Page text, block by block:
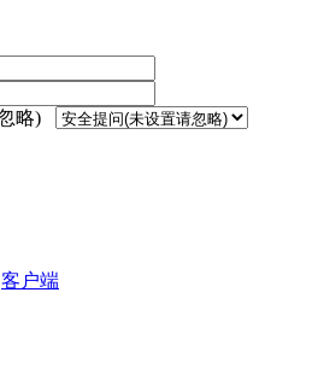
略)
客户端